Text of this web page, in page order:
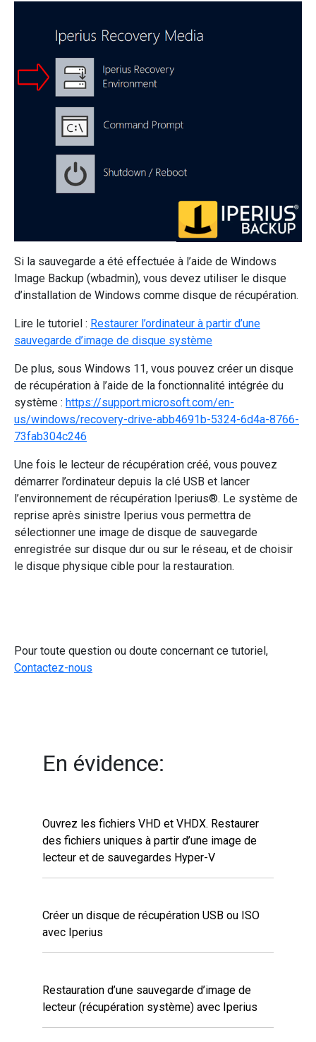
Si la sauvegarde a été effectuée à l’aide de Windows
Image Backup (wbadmin), vous devez utiliser le disque
d’installation de Windows comme disque de récupération.
Lire le tutoriel : Restaurer l’ordinateur à partir d’une
sauvegarde d’image de disque système
De plus, sous Windows 11, vous pouvez créer un disque
de récupération à l’aide de la fonctionnalité intégrée du
système : https://support.microsoft.com/en-
us/windows/recovery-drive-abb4691b-5324-6d4a-8766-
73fab304c246
Une fois le lecteur de récupération créé, vous pouvez
démarrer l’ordinateur depuis la clé USB et lancer
l’environnement de récupération Iperius®. Le système de
reprise après sinistre Iperius vous permettra de
sélectionner une image de disque de sauvegarde
enregistrée sur disque dur ou sur le réseau, et de choisir
le disque physique cible pour la restauration.
Pour toute question ou doute concernant ce tutoriel,
Contactez-nous
En évidence:
Ouvrez les fichiers VHD et VHDX. Restaurer
des fichiers uniques à partir d’une image de
lecteur et de sauvegardes Hyper-V
Créer un disque de récupération USB ou ISO
avec Iperius
Restauration d’une sauvegarde d’image de
lecteur (récupération système) avec Iperius